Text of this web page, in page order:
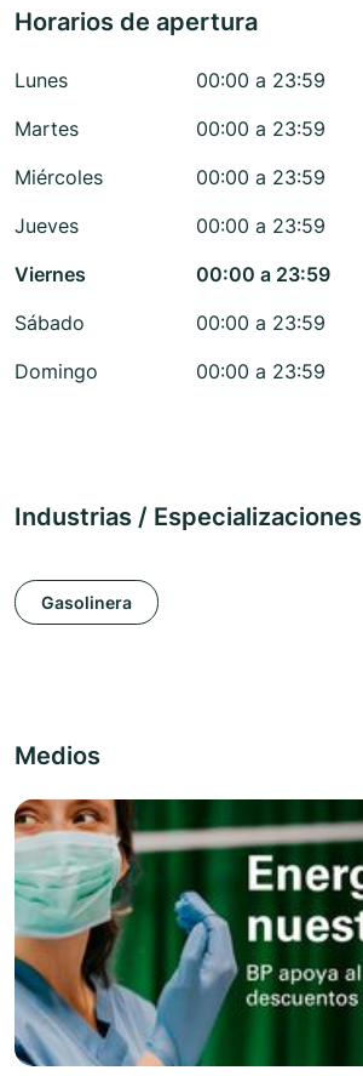
Horarios de apertura
Lunes
00:00 a 23:59
Martes
00:00 a 23:59
Miércoles
00:00 a 23:59
Jueves
00:00 a 23:59
Viernes
00:00 a 23:59
Sábado
00:00 a 23:59
Domingo
00:00 a 23:59
Industrias / Especializaciones
Gasolinera
Medios